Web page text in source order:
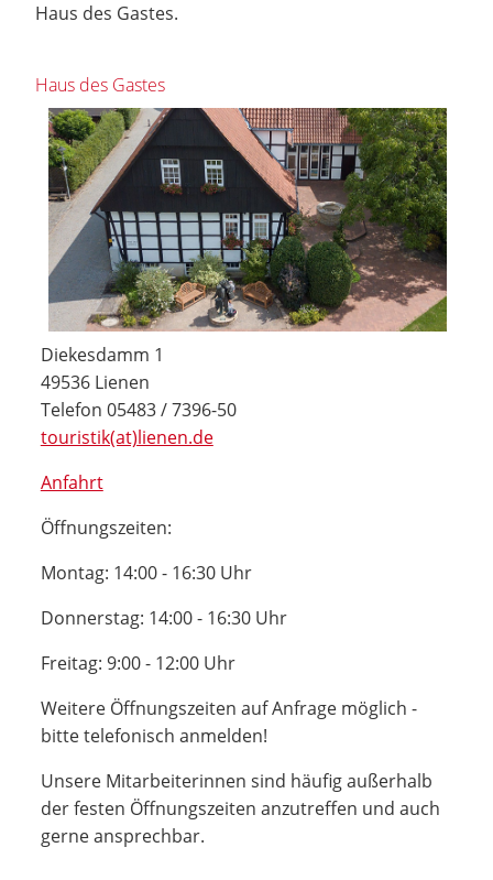
Haus des Gastes.
Haus des Gastes
Diekesdamm 1
49536 Lienen
Telefon 05483 / 7396-50
touristik(at)lienen.de
Anfahrt
Öffnungszeiten:
Montag: 14:00 - 16:30 Uhr
Donnerstag: 14:00 - 16:30 Uhr
Freitag: 9:00 - 12:00 Uhr
Weitere Öffnungszeiten auf Anfrage möglich -
bitte telefonisch anmelden!
Unsere Mitarbeiterinnen sind häufig außerhalb
der festen Öffnungszeiten anzutreffen und auch
gerne ansprechbar.